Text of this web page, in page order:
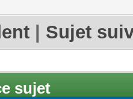
Sujet
sujet